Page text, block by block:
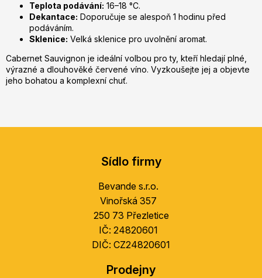
Teplota podávání: 16–18 °C.
Dekantace: Doporučuje se alespoň 1 hodinu před
podáváním.
Sklenice: Velká sklenice pro uvolnění aromat.
Cabernet Sauvignon je ideální volbou pro ty, kteří hledají plné,
výrazné a dlouhověké červené víno. Vyzkoušejte jej a objevte
jeho bohatou a komplexní chuť.
Sídlo firmy
Bevande s.r.o.
Vinořská 357
250 73 Přezletice
IČ: 24820601
DIČ: CZ24820601
Prodejny